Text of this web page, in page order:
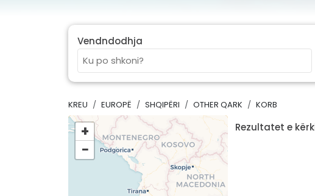
Vendndodhja
KREU EUROPË SHQIPËRI OTHER QARK KORB
+
−
Rezultatet e